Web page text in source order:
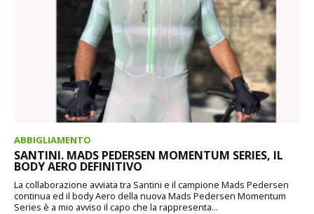
ABBIGLIAMENTO
SANTINI. MADS PEDERSEN MOMENTUM SERIES, IL
BODY AERO DEFINITIVO
La collaborazione avviata tra Santini e il campione Mads Pedersen
continua ed il body Aero della nuova Mads Pedersen Momentum
Series è a mio avviso il capo che la rappresenta...